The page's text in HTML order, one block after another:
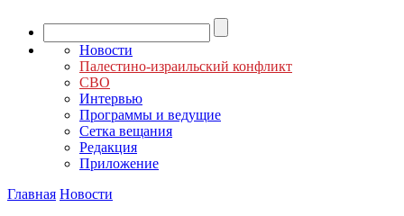
Новости
Палестино-израильский конфликт
СВО
Интервью
Программы и ведущие
Сетка вещания
Редакция
Приложение
Главная Новости